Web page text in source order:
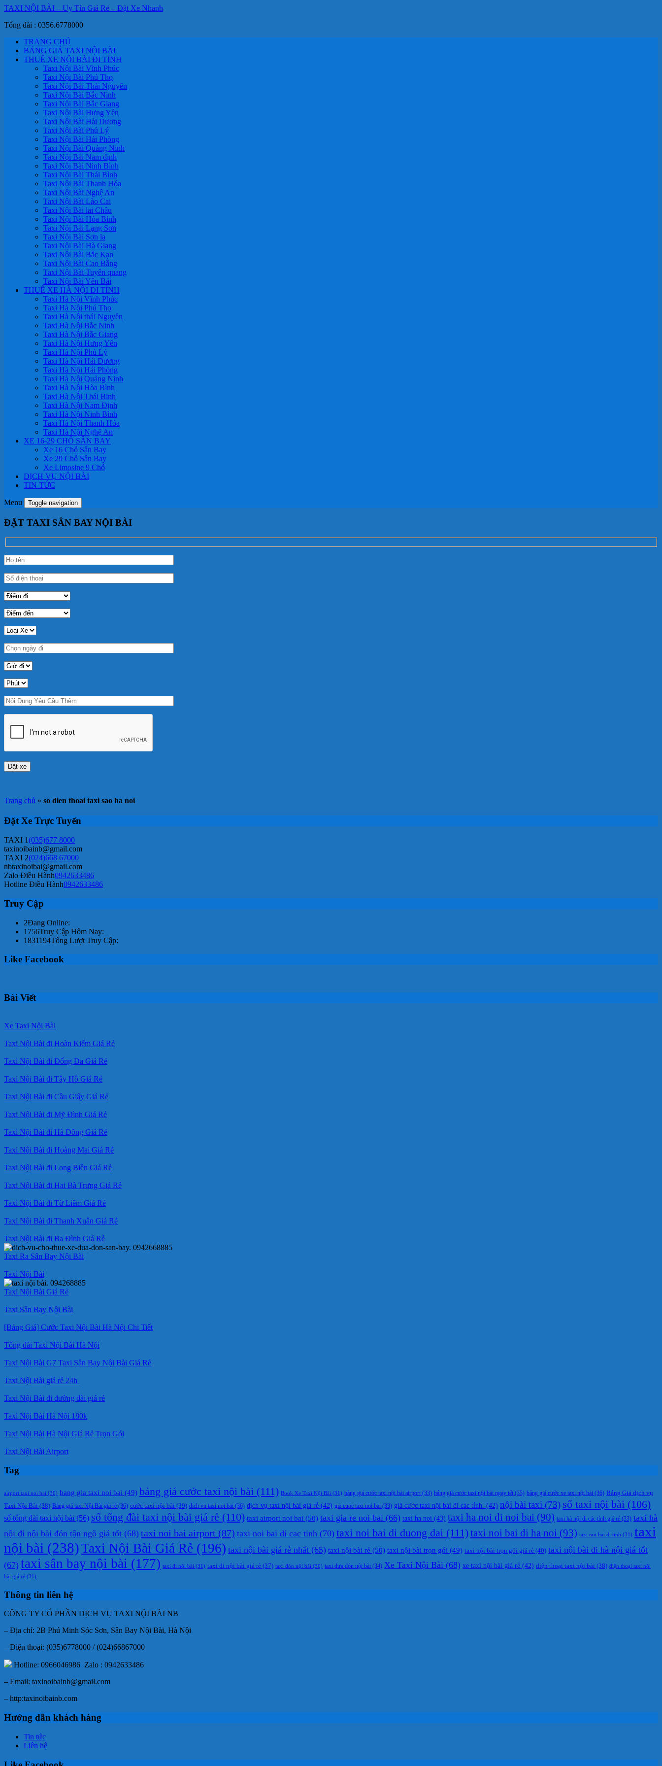
TAXI NỘI BÀI – Uy Tín Giá Rẻ – Đặt Xe Nhanh
Tổng đài : 0356.6778000
TRANG CHỦ
BẢNG GIÁ TAXI NỘI BÀI
THUÊ XE NỘI BÀI ĐI TỈNH
Taxi Nội Bài Vĩnh Phúc
Taxi Nội Bài Phú Thọ
Taxi Nội Bài Thái Nguyên
Taxi Nội Bài Bắc Ninh
Taxi Nội Bài Bắc Giang
Taxi Nội Bài Hưng Yên
Taxi Nội Bài Hải Dương
Taxi Nội Bài Phủ Lý
Taxi Nội Bài Hải Phòng
Taxi Nội Bài Quảng Ninh
Taxi Nội Bài Nam định
Taxi Nội Bài Ninh Bình
Taxi Nội Bài Thái Bình
Taxi Nội Bài Thanh Hóa
Taxi Nội Bài Nghệ An
Taxi Nội Bài Lào Cai
Taxi Nội Bài lai Châu
Taxi Nội Bài Hòa Bình
Taxi Nội Bài Lạng Sơn
Taxi Nội Bài Sơn la
Taxi Nội Bài Hà Giang
Taxi Nội Bài Bắc Kạn
Taxi Nội Bài Cao Bằng
Taxi Nội Bài Tuyên quang
Taxi Nội Bài Yên Bái
THUÊ XE HÀ NỘI ĐI TỈNH
Taxi Hà Nội Vĩnh Phúc
Taxi Hà Nội Phú Thọ
Taxi Hà Nội thái Nguyên
Taxi Hà Nội Bắc Ninh
Taxi Hà Nội Bắc Giang
Taxi Hà Nội Hưng Yên
Taxi Hà Nội Phủ Lý
Taxi Hà Nội Hải Dương
Taxi Hà Nội Hải Phòng
Taxi Hà Nội Quảng Ninh
Taxi Hà Nội Hòa Bình
Taxi Hà Nội Thái Binh
Taxi Hà Nội Nam Định
Taxi Hà Nội Ninh Bình
Taxi Hà Nội Thanh Hóa
Taxi Hà Nội Nghệ An
XE 16-29 CHỖ SÂN BAY
Xe 16 Chỗ Sân Bay
Xe 29 Chỗ Sân Bay
Xe Limosine 9 Chỗ
DỊCH VỤ NỘI BÀI
TIN TỨC
Menu Toggle navigation
ĐẶT TAXI SÂN BAY NỘI BÀI
Trang chủ » so dien thoai taxi sao ha noi
Đặt Xe Trực Tuyến
TAXI 1(035)677 8000
taxinoibainb@gmail.com
TAXI 2(024)668 67000
nbtaxinoibai@gmail.com
Zalo Điều Hành0942633486
Hotline Điều Hành0942633486
Truy Cập
2Đang Online:
1756Truy Cập Hôm Nay:
1831194Tổng Lượt Truy Cập:
Like Facebook
Bài Viết
Xe Taxi Nội Bài
Taxi Nội Bài đi Hoàn Kiếm Giá Rẻ
Taxi Nội Bài đi Đống Đa Giá Rẻ
Taxi Nội Bài đi Tây Hồ Giá Rẻ
Taxi Nội Bài đi Cầu Giấy Giá Rẻ
Taxi Nội Bài đi Mỹ Đình Giá Rẻ
Taxi Nội Bài đi Hà Đông Giá Rẻ
Taxi Nội Bài đi Hoàng Mai Giá Rẻ
Taxi Nội Bài đi Long Biên Giá Rẻ
Taxi Nội Bài đi Hai Bà Trưng Giá Rẻ
Taxi Nội Bài đi Từ Liêm Giá Rẻ
Taxi Nội Bài đi Thanh Xuân Giá Rẻ
Taxi Nội Bài đi Ba Đình Giá Rẻ
Taxi Ra Sân Bay Nội Bài
Taxi Nội Bài
Taxi Nội Bài Giá Rẻ
Taxi Sân Bay Nội Bài
[Bảng Giá] Cước Taxi Nội Bài Hà Nội Chi Tiết
Tổng đài Taxi Nội Bài Hà Nội
Taxi Nội Bài G7 Taxi Sân Bay Nội Bài Giá Rẻ
Taxi Nội Bài giá rẻ 24h
Taxi Nội Bài đi đường dài giá rẻ
Taxi Nội Bài Hà Nội 180k
Taxi Nội Bài Hà Nội Giá Rẻ Trọn Gói
Taxi Nội Bài Airport
Tag
airport taxi noi bai (30) bang gia taxi noi bai (49) bảng giá cước taxi nội bài (111) Book Xe Taxi Nội Bài (31) bảng giá cước taxi nội bài airport (33) bảng giá cước taxi nội bài ngày tết (35) bảng giá cước xe taxi nội bài (36) Bảng Giá dịch vụ
Taxi Nội Bài (38) Bảng giá taxi Nội Bài giá rẻ (36) cước taxi nội bài (39) dich vu taxi noi bai (36) dịch vụ taxi nội bài giá rẻ (42) gia cuoc taxi noi bai (33) giá cước taxi nội bài đi các tỉnh. (42) nội bài taxi (73) số taxi nội bài (106)
số tổng đài taxi nội bài (56) số tổng đài taxi nội bài giá rẻ (110) taxi airport noi bai (50) taxi gia re noi bai (66) taxi ha noi (43) taxi ha noi di noi bai (90) taxi hà nội đi các tỉnh giá rẻ (33) taxi hà
nội đi nội bài đón tận ngõ giá tốt (68) taxi noi bai airport (87) taxi noi bai di cac tinh (70) taxi noi bai di duong dai (111)taxi noi bai di ha noi (93) taxi noi bai di tinh (31) taxi
nội bài (238)Taxi Nội Bài Giá Rẻ (196) taxi nội bài giá rẻ nhất (65) taxi nội bài rẻ (50) taxi nội bài trọn gói (49) taxi nội bài trọn gói giá rẻ (40) taxi nội bài đi hà nội giá tốt
(67) taxi sân bay nội bài (177) taxi đi nội bài (31) taxi đi nội bài giá rẻ (37) taxi đón nội bài (30) taxi đưa đón nội bài (34) Xe Taxi Nội Bài (68) xe taxi nội bài giá rẻ (42) điện thoại taxi nội bài (38) điện thoại taxi nội
bài giá rẻ (31)
Thông tin liên hệ
CÔNG TY CỔ PHẦN DỊCH VỤ TAXI NỘI BÀI NB
– Địa chỉ: 2B Phú Minh Sóc Sơn, Sân Bay Nội Bài, Hà Nội
– Điện thoại: (035)6778000 / (024)66867000
Hotline: 0966046986 Zalo : 0942633486
– Email: taxinoibainb@gmail.com
– http:taxinoibainb.com
Hướng dẫn khách hàng
Tin tức
Liên hệ